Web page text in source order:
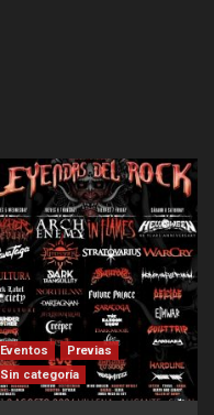
Eventos
Previas
Sin categoría